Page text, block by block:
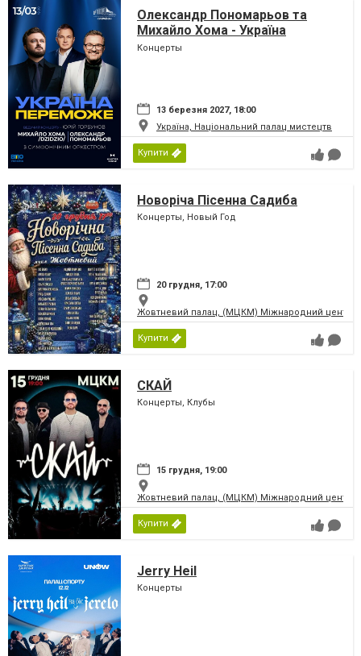
Олександр Пономарьов та
Михайло Хома - Україна
Переможе!
Концерты
13 березня 2027, 18:00
Україна, Національний палац мистецтв
Купити
Новоріча Пісенна Садиба
Концерты, Новый Год
20 грудня, 17:00
Жовтневий палац, (МЦКМ) Міжнародний центр
Купити
СКАЙ
Концерты, Клубы
15 грудня, 19:00
Жовтневий палац, (МЦКМ) Міжнародний центр
Купити
Jerry Heil
Концерты